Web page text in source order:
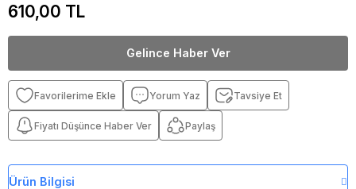
610,00 TL
Gelince Haber Ver
Yorum Yaz Tavsiye Et
Fiyatı Düşünce Haber Ver Paylaş
Ürün Bilgisi